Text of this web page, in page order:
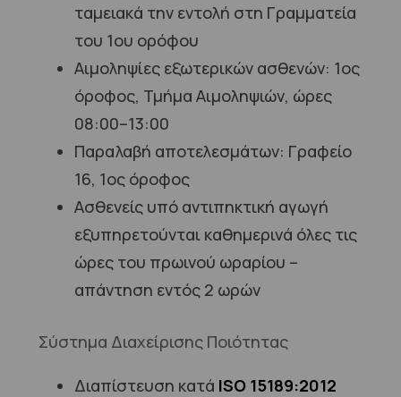
ταμειακά την εντολή στη Γραμματεία
του 1ου ορόφου
Αιμοληψίες εξωτερικών ασθενών: 1ος
όροφος, Τμήμα Αιμοληψιών, ώρες
08:00–13:00
Παραλαβή αποτελεσμάτων: Γραφείο
16, 1ος όροφος
Ασθενείς υπό αντιπηκτική αγωγή
εξυπηρετούνται καθημερινά όλες τις
ώρες του πρωινού ωραρίου –
απάντηση εντός 2 ωρών
Σύστημα Διαχείρισης Ποιότητας
Διαπίστευση κατά ISO 15189:2012